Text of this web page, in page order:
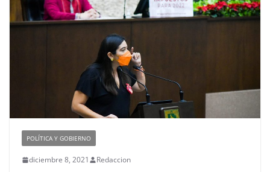
POLÍTICA Y GOBIERNO
diciembre 8, 2021 Redaccion